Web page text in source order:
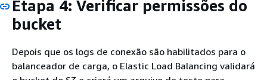
Etapa 4: Verificar permissões do
bucket
Depois que os logs de conexão são habilitados para o
balanceador de carga, o Elastic Load Balancing validará